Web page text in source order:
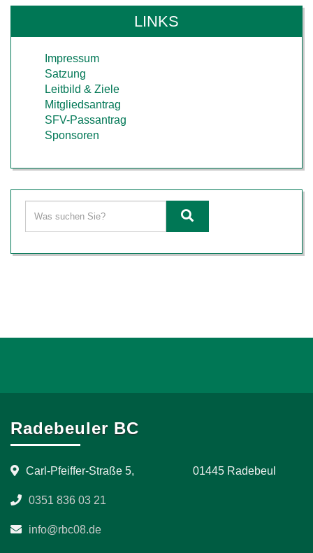
LINKS
Impressum
Satzung
Leitbild & Ziele
Mitgliedsantrag
SFV-Passantrag
Sponsoren
Radebeuler BC
Carl-Pfeiffer-Straße 5, 01445 Radebeul
0351 836 03 21
info@rbc08.de